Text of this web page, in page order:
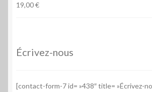
19,00€
Écrivez-nous
[contact-form-7 id= »438″ title= »Écrivez-